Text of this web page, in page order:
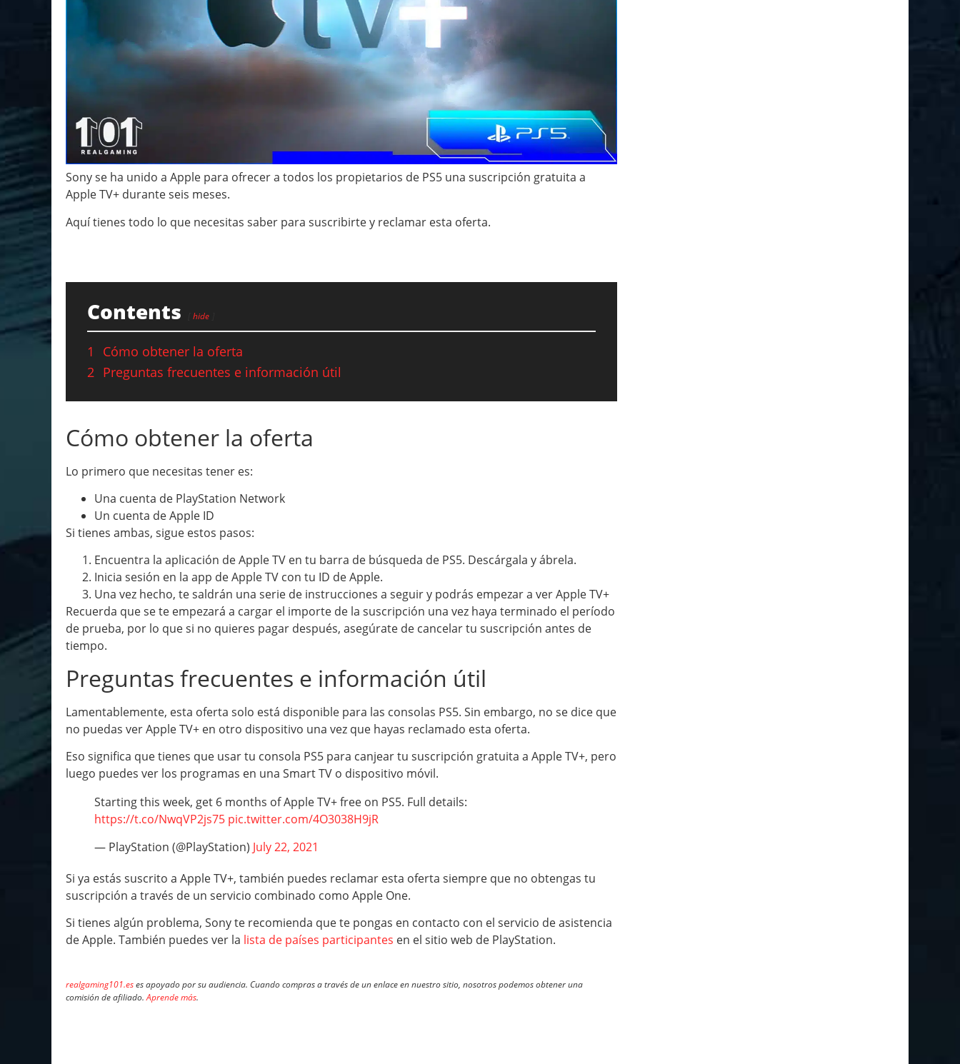
Sony se ha unido a Apple para ofrecer a todos los propietarios de PS5 una suscripción gratuita a
Apple TV+ durante seis meses.
Aquí tienes todo lo que necesitas saber para suscribirte y reclamar esta oferta.
Contents hide
1
Cómo obtener la oferta
2 Preguntas frecuentes e información útil
Cómo obtener la oferta
Lo primero que necesitas tener es:
Una cuenta de PlayStation Network
Un cuenta de Apple ID
Si tienes ambas, sigue estos pasos:
Encuentra la aplicación de Apple TV en tu barra de búsqueda de PS5. Descárgala y ábrela.
Inicia sesión en la app de Apple TV con tu ID de Apple.
Una vez hecho, te saldrán una serie de instrucciones a seguir y podrás empezar a ver Apple TV+
Recuerda que se te empezará a cargar el importe de la suscripción una vez haya terminado el período
de prueba, por lo que si no quieres pagar después, asegúrate de cancelar tu suscripción antes de
tiempo.
Preguntas frecuentes e información útil
Lamentablemente, esta oferta solo está disponible para las consolas PS5. Sin embargo, no se dice que
no puedas ver Apple TV+ en otro dispositivo una vez que hayas reclamado esta oferta.
Eso significa que tienes que usar tu consola PS5 para canjear tu suscripción gratuita a Apple TV+, pero
luego puedes ver los programas en una Smart TV o dispositivo móvil.
Starting this week, get 6 months of Apple TV+ free on PS5. Full details:
https://t.co/NwqVP2js75 pic.twitter.com/4O3038H9jR
— PlayStation (@PlayStation) July 22, 2021
Si ya estás suscrito a Apple TV+, también puedes reclamar esta oferta siempre que no obtengas tu
suscripción a través de un servicio combinado como Apple One.
Si tienes algún problema, Sony te recomienda que te pongas en contacto con el servicio de asistencia
de Apple. También puedes ver la lista de países participantes en el sitio web de PlayStation.
realgaming101.eses apoyado por su audiencia. Cuando compras a través de un enlace en nuestro sitio, nosotros podemos obtener una
comisión de afiliado.Aprende más.